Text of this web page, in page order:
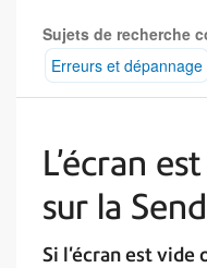
Sujets de recherche
Erreurs et dépannage
L’écran
sur la
Si l'écran est vide